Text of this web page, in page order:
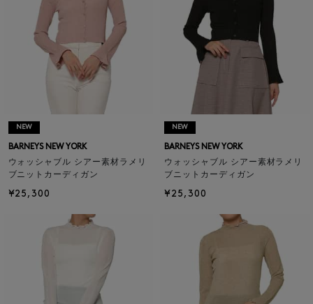
NEW
BARNEYS NEW YORK
ウォッシャブル シアー素材ラメリ
ブニットカーディガン
¥25,300
NEW
BARNEYS NEW YORK
ウォッシャブル シアー素材ラメリ
ブニットカーディガン
¥25,300